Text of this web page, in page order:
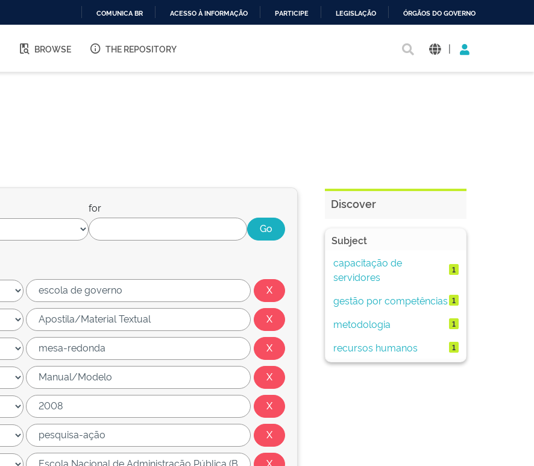
O
COMUNICA BR ACESSO À INFORMAÇÃO PARTICIPE LEGISLAÇÃO ÓRGÃOS DO GOVERNO
BROWSE THE REPOSITORY |
for Discover
Subject
capacitação de
servidores
1
gestão por competências 1
metodologia 1
recursos humanos 1